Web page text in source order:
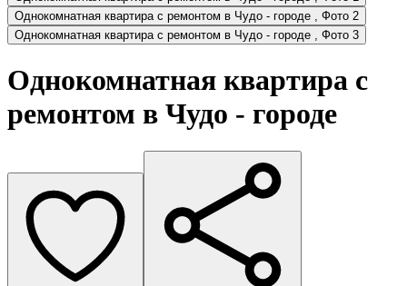
Однокомнатная квартира с ремонтом в Чудо - городе , Фото 2
Однокомнатная квартира с ремонтом в Чудо - городе , Фото 3
Однокомнатная квартира с
ремонтом в Чудо - городе